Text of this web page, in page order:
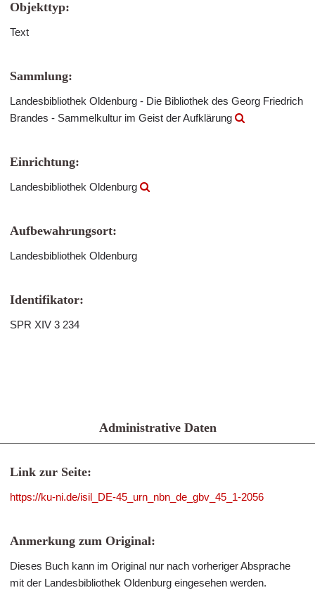
Objekttyp:
Text
Sammlung:
Landesbibliothek Oldenburg - Die Bibliothek des Georg Friedrich
Brandes - Sammelkultur im Geist der Aufklärung
Einrichtung:
Landesbibliothek Oldenburg
Aufbewahrungsort:
Landesbibliothek Oldenburg
Identifikator:
SPR XIV 3 234
Administrative Daten
Link zur Seite:
https://ku-ni.de/isil_DE-45_urn_nbn_de_gbv_45_1-2056
Anmerkung zum Original:
Dieses Buch kann im Original nur nach vorheriger Absprache
mit der Landesbibliothek Oldenburg eingesehen werden.